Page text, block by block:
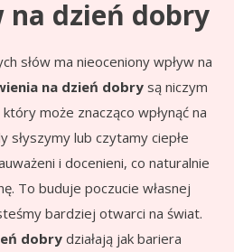
na dzień dobry
słów ma nieoceniony wpływ na
na dzień dobry są niczym
może znacząco wpłynąć na
słyszymy lub czytamy ciepłe
i docenieni, co naturalnie
To buduje poczucie własnej
bardziej otwarci na świat.
dobry działają jak bariera